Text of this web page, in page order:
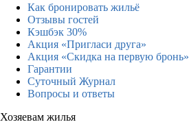
Как бронировать жильё
Отзывы гостей
Кэшбэк 30%
Акция «Пригласи друга»
Акция «Скидка на первую бронь»
Гарантии
Суточный Журнал
Вопросы и ответы
Хозяевам жилья